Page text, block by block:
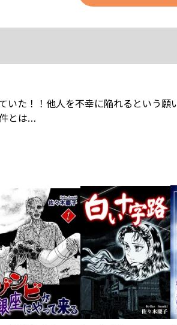
た！！他人を不幸に陥れるという願
とは…